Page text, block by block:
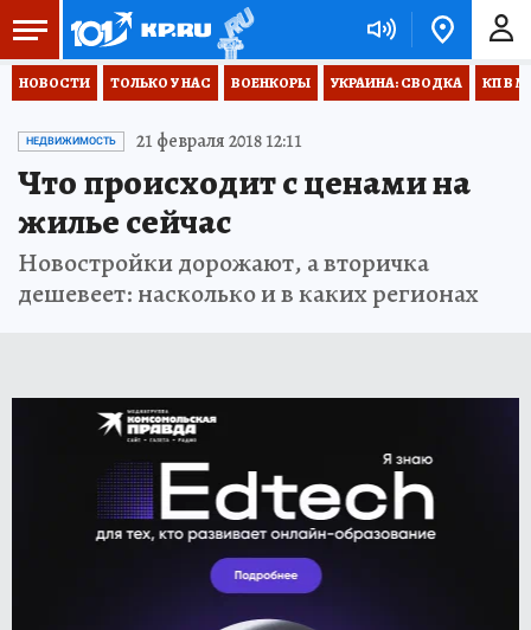
НОВОСТИ ТОЛЬКО У НАС ВОЕНКОРЫ УКРАИНА: СВОДКА КП В
НЕДВИЖИМОСТЬ 21 февраля 2018 12:11
Что происходит с ценами на
жилье сейчас
Новостройки дорожают, а вторичка
дешевеет: насколько и в каких регионах